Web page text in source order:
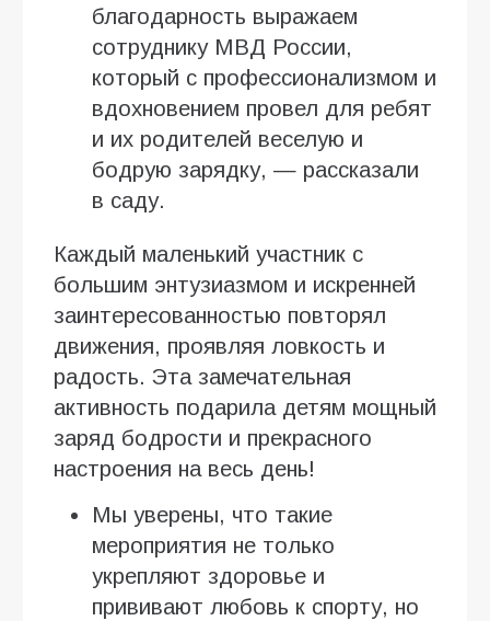
благодарность выражаем
сотруднику МВД России,
который с профессионализмом и
вдохновением провел для ребят
и их родителей веселую и
бодрую зарядку, — рассказали
в саду.
Каждый маленький участник с
большим энтузиазмом и искренней
заинтересованностью повторял
движения, проявляя ловкость и
радость. Эта замечательная
активность подарила детям мощный
заряд бодрости и прекрасного
настроения на весь день!
Мы уверены, что такие
мероприятия не только
укрепляют здоровье и
прививают любовь к спорту, но